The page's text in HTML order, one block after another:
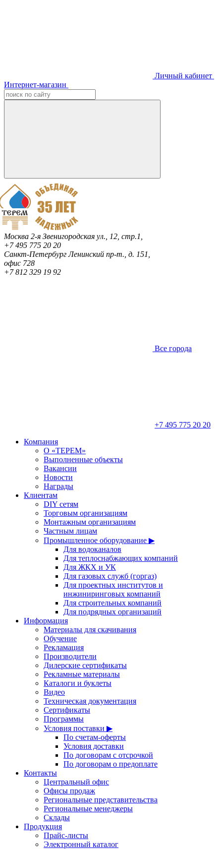
Личный кабинет
Интернет-магазин
Москва 2-я Звенигородская ул., 12, стр.1,
+7 495 775 20 20
Санкт-ПетербургЛенинский пр-т., д. 151,
офис 728
+7 812 329 19 92
Все города
+7 495 775 20 20
Компания
О «ТЕРЕМ»
Выполненные объекты
Вакансии
Новости
Награды
Клиентам
DIY сетям
Торговым организациям
Монтажным организациям
Частным лицам
Промышленное оборудование ▶
Для водоканалов
Для теплоснабжающих компаний
Для ЖКХ и УК
Для газовых служб (горгаз)
Для проектных институтов и
инжиниринговых компаний
Для строительных компаний
Для подрядных организаций
Информация
Материалы для скачивания
Обучение
Рекламация
Производители
Дилерские сертификаты
Рекламные материалы
Каталоги и буклеты
Видео
Техническая документация
Сертификаты
Программы
Условия поставки ▶
По счетам-оферты
Условия доставки
По договорам с отсрочкой
По договорам о предоплате
Контакты
Центральный офис
Офисы продаж
Региональные представительства
Региональные менеджеры
Склады
Продукция
Прайс-листы
Электронный каталог